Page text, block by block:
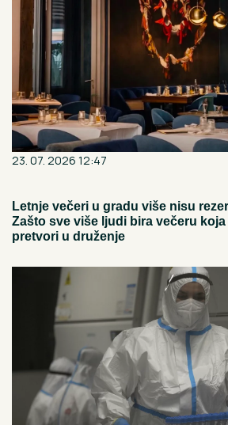
23. 07. 2026 12:47
Letnje večeri u gradu više nisu
Zašto sve više ljudi bira večeru
pretvori u druženje